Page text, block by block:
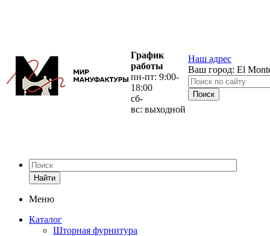
График
работы
пн-пт: 9:00-
18:00
сб-
вс: выходной
Наш адрес
Ваш город: El
Найти
Меню
Каталог
Шторная фурнитура